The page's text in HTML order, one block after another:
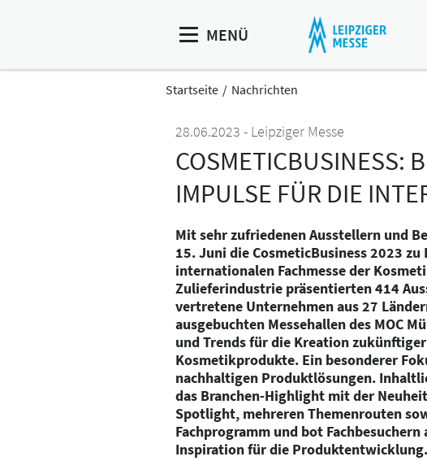
MENÜ
Startseite Nachrichten
28.06.2023
Leipziger Messe
COSMETICBUSINESS:
IMPULSE FÜR DIE
Mit sehr zufriedenen Ausstellern und
15. Juni die CosmeticBusiness 2023 zu
internationalen Fachmesse der
Zulieferindustrie präsentierten 414
vertretene Unternehmen aus 27
ausgebuchten Messehallen des MOC
und Trends für die Kreation zukünftiger
Kosmetikprodukte. Ein besonderer
nachhaltigen Produktlösungen.
das Branchen-Highlight mit der
Spotlight, mehreren Themenrouten
Fachprogramm und bot Fachbesuchern
Inspiration für die Produktentwicklung.